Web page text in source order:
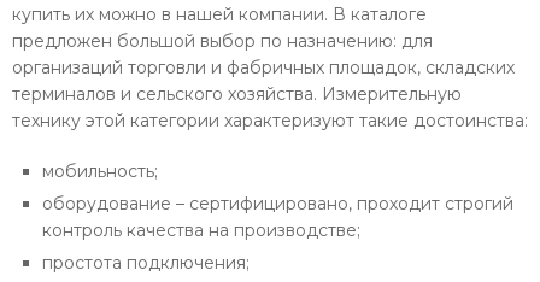
купить их можно в нашей компании. В каталоге
предложен большой выбор по назначению: для
организаций торговли и фабричных площадок, складских
терминалов и сельского хозяйства. Измерительную
технику этой категории характеризуют такие достоинства:
мобильность;
оборудование – сертифицировано, проходит строгий
контроль качества на производстве;
простота подключения;